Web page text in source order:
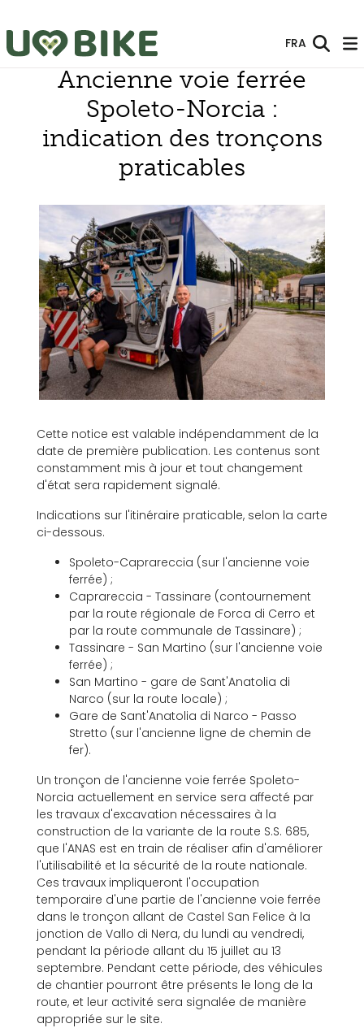
FRA
Ancienne voie ferrée
Spoleto-Norcia :
indication des tronçons
praticables
Cette notice est valable indépendamment de la
date de première publication. Les contenus sont
constamment mis à jour et tout changement
d'état sera rapidement signalé.
Indications sur l'itinéraire praticable, selon la carte
ci-dessous.
Spoleto-Caprareccia (sur l'ancienne voie
ferrée) ;
Caprareccia - Tassinare (contournement
par la route régionale de Forca di Cerro et
par la route communale de Tassinare) ;
Tassinare - San Martino (sur l'ancienne voie
ferrée) ;
San Martino - gare de Sant'Anatolia di
Narco (sur la route locale) ;
Gare de Sant'Anatolia di Narco - Passo
Stretto (sur l'ancienne ligne de chemin de
fer).
Un tronçon de l'ancienne voie ferrée Spoleto-
Norcia actuellement en service sera affecté par
les travaux d'excavation nécessaires à la
construction de la variante de la route S.S. 685,
que l'ANAS est en train de réaliser afin d'améliorer
l'utilisabilité et la sécurité de la route nationale.
Ces travaux impliqueront l'occupation
temporaire d'une partie de l'ancienne voie ferrée
dans le tronçon allant de Castel San Felice à la
jonction de Vallo di Nera, du lundi au vendredi,
pendant la période allant du 15 juillet au 13
septembre. Pendant cette période, des véhicules
de chantier pourront être présents le long de la
route, et leur activité sera signalée de manière
appropriée sur le site.